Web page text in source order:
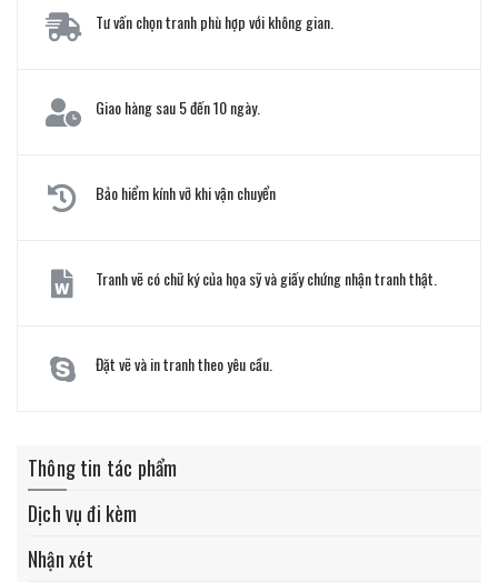
Tư vấn chọn tranh phù hợp với không gian.
Giao hàng sau 5 đến 10 ngày.
Bảo hiểm kính vỡ khi vận chuyển
Tranh vẽ có chữ ký của họa sỹ và giấy chứng nhận tranh thật.
Đặt vẽ và in tranh theo yêu cầu.
Thông tin tác phẩm
Dịch vụ đi kèm
Nhận xét